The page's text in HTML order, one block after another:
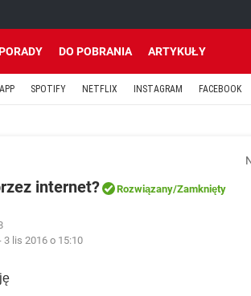
DO POBRANIA ARTYKUŁY
SPOTIFY NETFLIX INSTAGRAM FACEBOOK
internet? Rozwiązany/Zamknięty
3 lis 2016 o 15:10